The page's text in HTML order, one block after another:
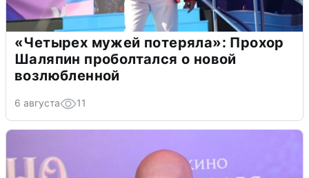
«Четырех мужей потеряла»: Прохор
Шаляпин проболтался о новой
возлюбленной
6 августа 11